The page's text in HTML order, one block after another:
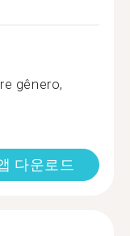
gênero,
다운로드